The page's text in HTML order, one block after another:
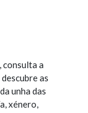
consulta a
as
unha das
xénero,